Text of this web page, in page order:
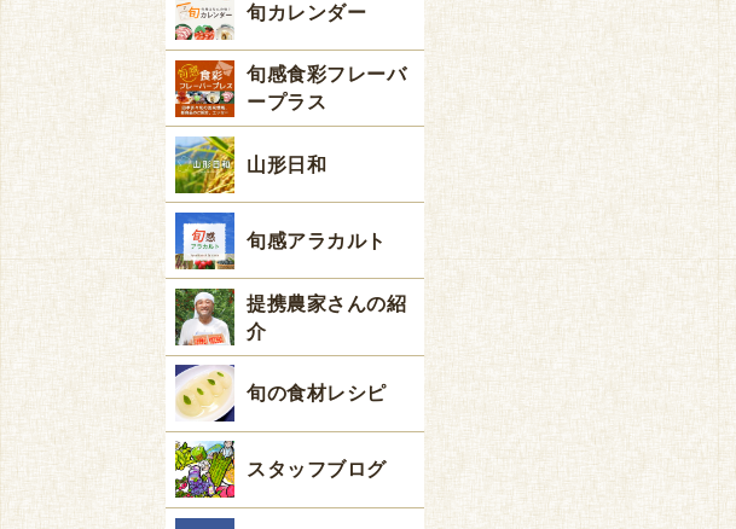
旬カレンダー
旬感食彩フレーバ
ープラス
山形日和
旬感アラカルト
提携農家さんの紹
介
旬の食材レシピ
スタッフブログ